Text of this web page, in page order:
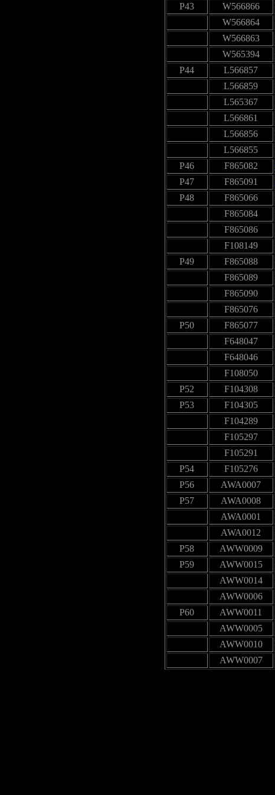
P43
W566866
W566864
W566863
W565394
P44
L566857
L566859
L565367
L566861
L566856
L566855
P46
F865082
P47
F865091
P48
F865066
F865084
F865086
F108149
P49
F865088
F865089
F865090
F865076
P50
F865077
F648047
F648046
F108050
P52
F104308
P53
F104305
F104289
F105297
F105291
P54
F105276
P56
AWA0007
P57
AWA0008
AWA0001
AWA0012
P58
AWW0009
P59
AWW0015
AWW0014
AWW0006
P60
AWW0011
AWW0005
AWW0010
AWW0007